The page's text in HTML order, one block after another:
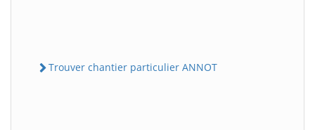
Trouver chantier particulier ANNOT